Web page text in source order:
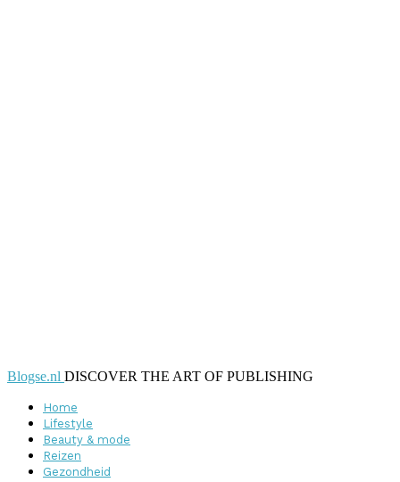
Blogse.nl DISCOVER THE ART OF PUBLISHING
Home
Lifestyle
Beauty & mode
Reizen
Gezondheid